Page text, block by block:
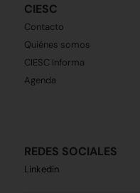
CIESC
Contacto
Quiénes somos
CIESC Informa
Agenda
REDES SOCIALES
Linkedin